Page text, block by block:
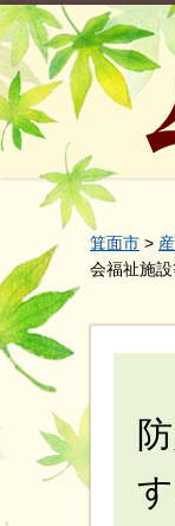
箕面市 >
会福祉施